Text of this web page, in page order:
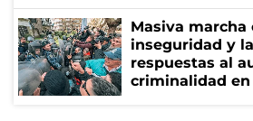
Masiva marcha
inseguridad y
respuestas al
criminalidad